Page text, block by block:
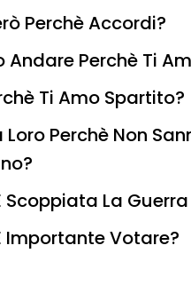
Perchè Accordi?
Andare Perchè Ti
Ti Amo Spartito?
Loro Perchè Non
Scoppiata La
Importante Votare?